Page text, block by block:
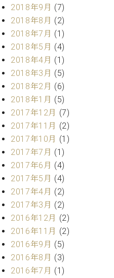
ブ
ロ
グ
ア
ク
セ
お
問
い
合
わ
ア
ー
テ
ィ
ス
ト
ス
タ
2018年9月 (7)
2018年8月 (2)
2018年7月 (1)
2018年5月 (4)
2018年4月 (1)
2018年3月 (5)
2018年2月 (6)
2018年1月 (5)
2017年12月 (7)
2017年11月 (2)
2017年10月 (1)
2017年7月 (1)
2017年6月 (4)
2017年5月 (4)
2017年4月 (2)
2017年3月 (2)
2016年12月 (2)
2016年11月 (2)
2016年9月 (5)
2016年8月 (3)
2016年7月 (1)